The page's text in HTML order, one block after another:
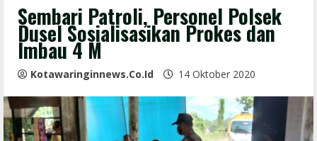
Sembari Patroli, Personel Polsek
Dusel Sosialisasikan Prokes dan
Imbau 4 M
Kotawaringinnews.co.id 14 Oktober 2020